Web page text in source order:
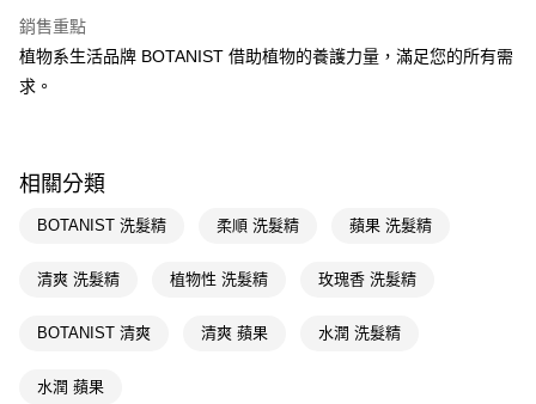
悠遊付
Google Pay
【關於「AFTEE先享後付」】
便利好安心！
２．便利：只要手機號碼，簡訊認證，即可結帳。
【「AFTEE先享後付」結帳流程】
結帳頁面，進行簡訊認證並確認金額後，即可完成結帳。
每筆NT$65，滿NT$390(含以上)免運費
付款後全家取貨
銷售重點
植物系生活品牌 BOTANIST 借助植物的養護力量，滿足您的所有需
求。
相關分類
BOTANIST 洗髮精 柔順 洗髮精 蘋果 洗髮精
清爽 洗髮精 植物性 洗髮精 玫瑰香 洗髮精
BOTANIST 清爽 清爽 蘋果 水潤 洗髮精
水潤 蘋果